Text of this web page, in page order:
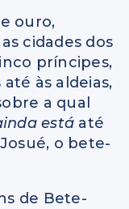
ouro,
cidades dos
príncipes,
às aldeias,
a qual
está até
o bete-
de Bete-